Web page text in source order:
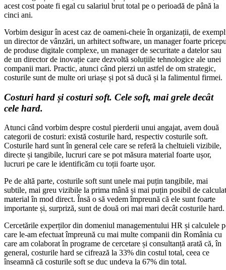
acest cost poate fi egal cu salariul brut total pe o perioadă de până la
cinci ani.
Vorbim desigur în acest caz de oameni-cheie în organizații, de
un director de vânzări, un arhitect software, un manager foarte
de produse digitale complexe, un manager de securitate a datelor sau
de un director de inovație care dezvoltă soluțiile tehnologice ale unei
companii mari. Practic, atunci când pierzi un astfel de om strategic,
costurile sunt de multe ori uriașe și pot să ducă și la falimentul firmei.
Costuri hard și costuri soft. Cele soft, mai grele decât
cele hard.
Atunci când vorbim despre costul pierderii unui angajat, avem două
categorii de costuri: există costurile hard, respectiv costurile soft.
Costurile hard sunt în general cele care se referă la cheltuieli vizibile,
directe și tangibile, lucruri care se pot măsura material foarte ușor,
lucruri pe care le identificăm cu toții foarte ușor.
Pe de altă parte, costurile soft sunt unele mai puțin tangibile, mai
subtile, mai greu vizibile la prima mână și mai puțin posibil de calculat
material în mod direct. Însă o să vedem împreună că ele sunt foarte
importante și, surpriză, sunt de două ori mai mari decât costurile hard.
Cercetările experților din domeniul managementului HR și calculele
care le-am efectuat împreună cu mai multe companii din România cu
care am colaborat în programe de cercetare și consultanță arată că, în
general, costurile hard se cifrează la 33% din costul total, ceea ce
înseamnă că costurile soft se duc undeva la 67% din total.